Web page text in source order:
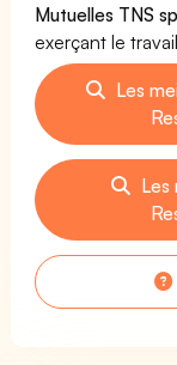
Mutuelles TNS
exerçant le
Les
Les